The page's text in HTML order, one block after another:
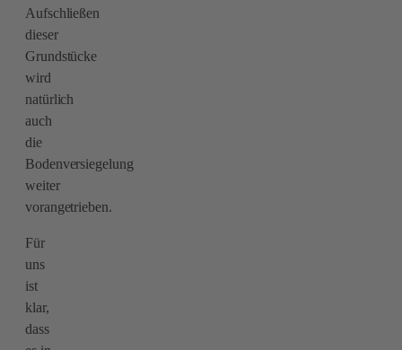
Aufschließen
dieser
Grundstücke
wird
natürlich
auch
die
Bodenversiegelung
weiter
vorangetrieben.
Für
uns
ist
klar,
dass